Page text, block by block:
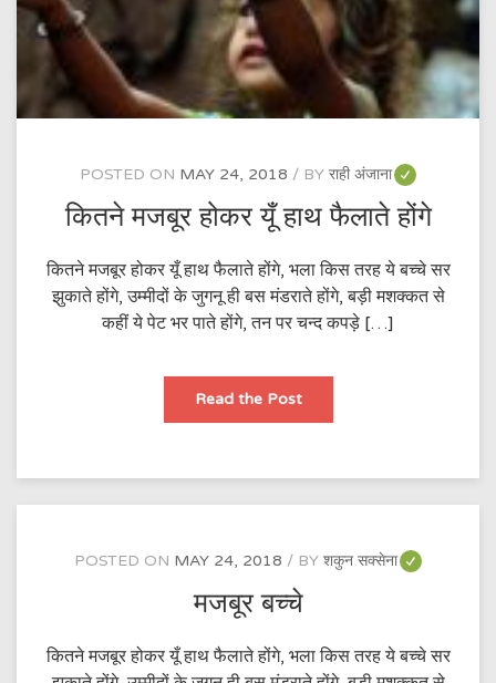
POSTED ON MAY 24, 2018 BY राही अंजाना
कितने मजबूर होकर यूँ हाथ फैलाते होंगे
कितने मजबूर होकर यूँ हाथ फैलाते होंगे, भला किस तरह ये बच्चे सर
झुकाते होंगे, उम्मीदों के जुगनू ही बस मंडराते होंगे, बड़ी मशक्कत से
कहीं ये पेट भर पाते होंगे, तन पर चन्द कपड़े […]
Read the Postकितने
होकर
फैलाते
POSTED ON MAY 24, 2018 BY शकुन सक्सेना
मजबूर बच्चे
कितने मजबूर होकर यूँ हाथ फैलाते होंगे, भला किस तरह ये बच्चे सर